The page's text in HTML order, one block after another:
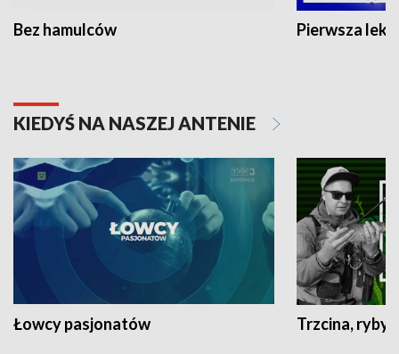
Bez hamulców Pierwsza
KIEDYŚ NA NASZEJ ANTENIE
Łowcy pasjonatów Trzcina, ryby